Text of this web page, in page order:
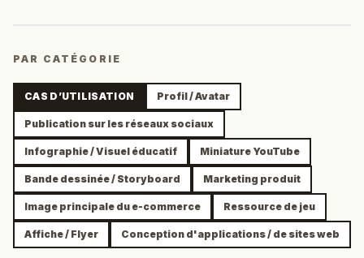
PAR CATÉGORIE
CAS D’UTILISATION Profil / Avatar
Publication sur les réseaux sociaux
Infographie / Visuel éducatif Miniature YouTube
Bande dessinée / Storyboard Marketing produit
Image principale du e-commerce Ressource de jeu
Affiche / Flyer Conception d'applications / de sites web